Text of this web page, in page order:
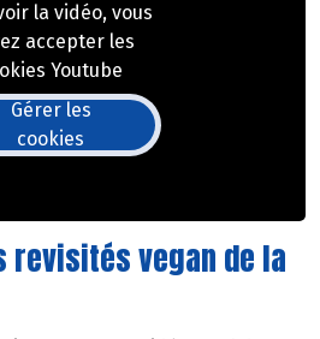
la vidéo, vous
accepter les
Youtube
Gérer les
cookies
revisités vegan de la